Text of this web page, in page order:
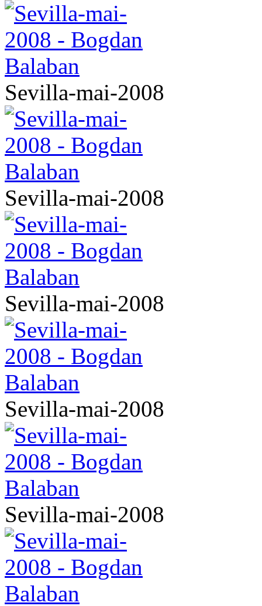
Sevilla-mai-2008
Sevilla-mai-2008
Sevilla-mai-2008
Sevilla-mai-2008
Sevilla-mai-2008